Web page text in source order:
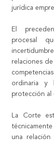
jurídica
El
procesal
relaciones
ordinaria y
protección al
La Corte
una